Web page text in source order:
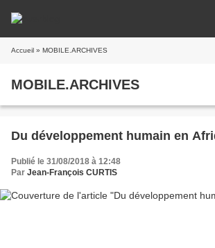
Accueil » MOBILE.ARCHIVES
MOBILE.ARCHIVES
Du développement humain en
Publié le 31/08/2018 à 12:48
Par Jean-François CURTIS